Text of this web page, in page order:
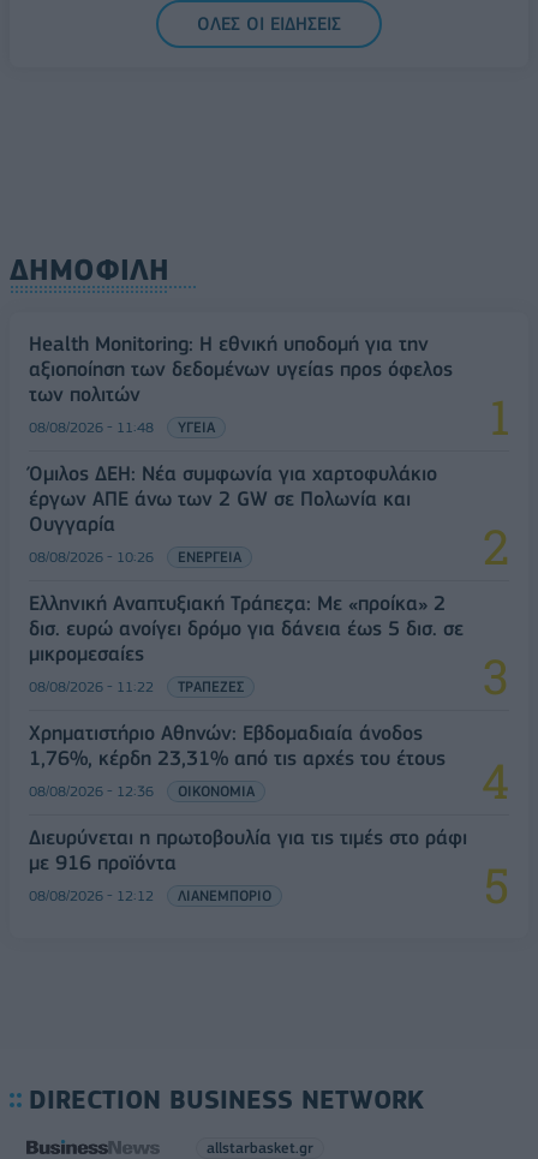
Ελλάδα στη μεγάλη τεχνολογική μετάβαση
ΟΛΕΣ ΟΙ ΕΙΔΗΣΕΙΣ
ΔΗΜΟΦΙΛΗ
Health Monitoring: Η εθνική υποδομή για την
αξιοποίηση των δεδομένων υγείας προς όφελος
των πολιτών
08/08/2026 - 11:48 ΥΓΕΙΑ
Όμιλος ΔΕΗ: Νέα συμφωνία για χαρτοφυλάκιο
έργων ΑΠΕ άνω των 2 GW σε Πολωνία και
Ουγγαρία
08/08/2026 - 10:26 ΕΝΕΡΓΕΙΑ
Ελληνική Αναπτυξιακή Τράπεζα: Με «προίκα» 2
δισ. ευρώ ανοίγει δρόμο για δάνεια έως 5 δισ. σε
μικρομεσαίες
08/08/2026 - 11:22 ΤΡΑΠΕΖΕΣ
Χρηματιστήριο Αθηνών: Εβδομαδιαία άνοδος
1,76%, κέρδη 23,31% από τις αρχές του έτους
08/08/2026 - 12:36 ΟΙΚΟΝΟΜΙΑ
Διευρύνεται η πρωτοβουλία για τις τιμές στο ράφι
με 916 προϊόντα
08/08/2026 - 12:12 ΛΙΑΝΕΜΠΟΡΙΟ
DIRECTION BUSINESS NETWORK
allstarbasket.gr